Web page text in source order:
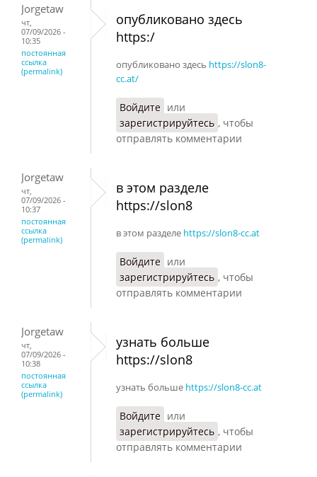
Jorgetaw
чт,
07/09/2026 -
10:35
постоянная
ссылка
(permalink)
опубликовано здесь
https:/
опубликовано здесь https://slon8-
cc.at/
Войдите или
зарегистрируйтесь , чтобы
отправлять комментарии
Jorgetaw
чт,
07/09/2026 -
10:37
постоянная
ссылка
(permalink)
в этом разделе
https://slon8
в этом разделе https://slon8-cc.at
Войдите или
зарегистрируйтесь , чтобы
отправлять комментарии
Jorgetaw
чт,
07/09/2026 -
10:38
постоянная
ссылка
(permalink)
узнать больше
https://slon8
узнать больше https://slon8-cc.at
Войдите или
зарегистрируйтесь , чтобы
отправлять комментарии